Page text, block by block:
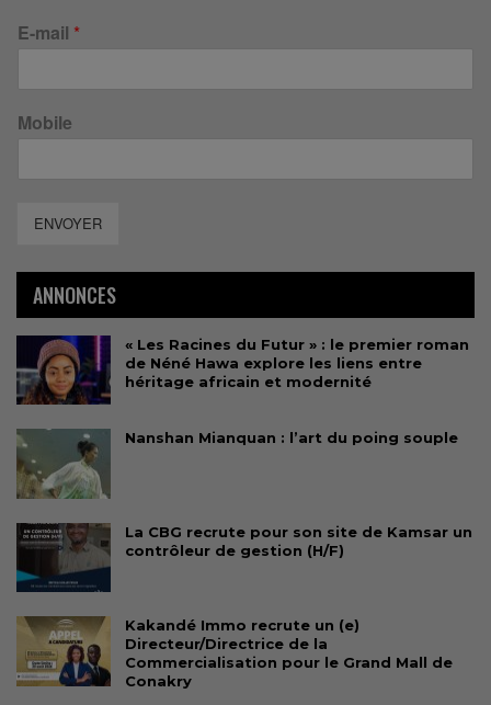
E-mail *
Mobile
ENVOYER
ANNONCES
« Les Racines du Futur » : le premier roman
de Néné Hawa explore les liens entre
héritage africain et modernité
Nanshan Mianquan : l’art du poing souple
La CBG recrute pour son site de Kamsar un
contrôleur de gestion (H/F)
Kakandé Immo recrute un (e)
Directeur/Directrice de la
Commercialisation pour le Grand Mall de
Conakry